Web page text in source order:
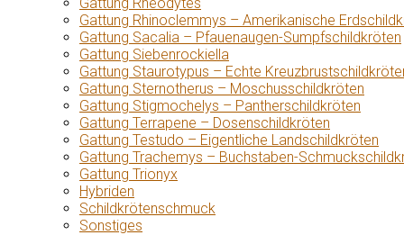
Gattung Rhinoclemmys – Amerikanische
Gattung Sacalia – Pfauenaugen-Sumpfschildkröten
Gattung Siebenrockiella
Gattung Staurotypus – Echte
Gattung Sternotherus – Moschusschildkröten
Gattung Stigmochelys – Pantherschildkröten
Gattung Terrapene – Dosenschildkröten
Gattung Testudo – Eigentliche Landschildkröten
Gattung Trachemys – Buchstaben-
Gattung Trionyx
Hybriden
Schildkrötenschmuck
Sonstiges